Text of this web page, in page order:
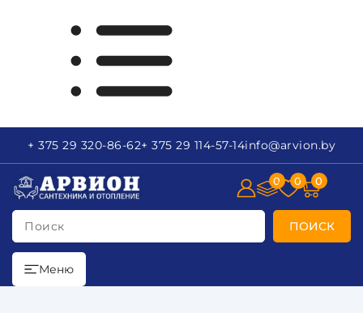
+ 375 29 320-86-62+ 375 29 114-57-14info@arvion.by
Поиск ПОИСК
0 0 0
Меню